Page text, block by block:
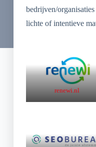
bedrijven/
lichte of intentieve
renewi.nl